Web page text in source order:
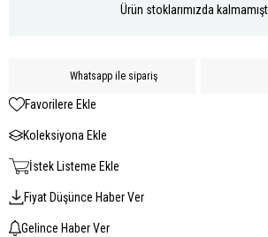
Ürün stoklarımızda
Whatsapp ile sipariş
Favorilere Ekle
Koleksiyona Ekle
İstek Listeme Ekle
Fiyat Düşünce Haber Ver
Gelince Haber Ver